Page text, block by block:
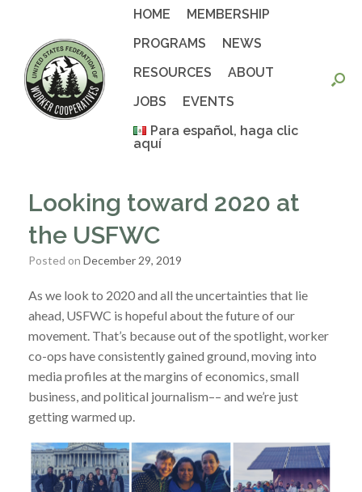
HOME
MEMBERSHIP
PROGRAMS
NEWS
RESOURCES
ABOUT
JOBS
EVENTS
Para español, haga clic
aquí
Looking toward 2020 at
the USFWC
Posted on December 29, 2019
As we look to 2020 and all the uncertainties that lie
ahead, USFWC is hopeful about the future of our
movement. That’s because out of the spotlight, worker
co-ops have consistently gained ground, moving into
media profiles at the margins of economics, small
business, and political journalism–– and we’re just
getting warmed up.